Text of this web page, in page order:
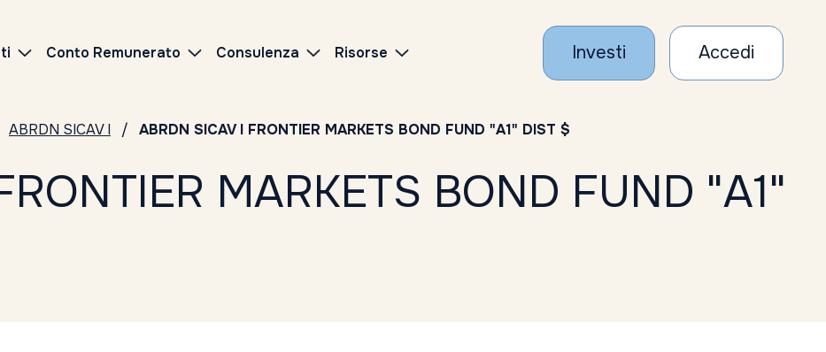
Conto Remunerato Consulenza Risorse Investi Accedi
ABRDN SICAV I ABRDN SICAV I FRONTIER MARKETS BOND FUND "A1" DIST $
MARKETS BOND FUND "A1"